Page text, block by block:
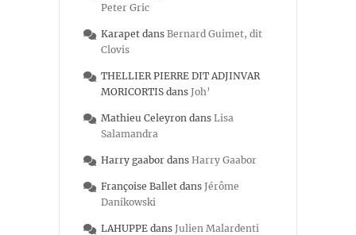
Peter Gric
Karapet dans Bernard Guimet, dit
Clovis
THELLIER PIERRE DIT ADJINVAR
MORICORTIS dans Joh’
Mathieu Celeyron dans Lisa
Salamandra
Harry gaabor dans Harry Gaabor
Françoise Ballet dans Jérôme
Danikowski
LAHUPPE dans Julien Malardenti